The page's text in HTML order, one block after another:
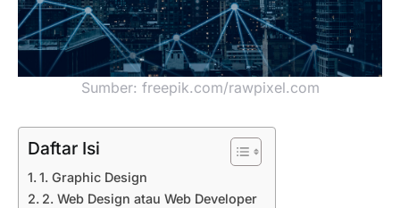
Sumber: freepik.com/rawpixel.com
Daftar Isi
1. Graphic Design
2. Web Design atau Web Developer